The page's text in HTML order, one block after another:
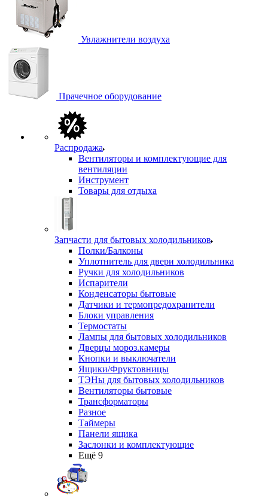
Увлажнители воздуха
Прачечное оборудование
Распродажа
Вентиляторы и комплектующие для
вентиляции
Инструмент
Товары для отдыха
Запчасти для бытовых холодильников
Полки/Балконы
Уплотнитель для двери холодильника
Ручки для холодильников
Испарители
Конденсаторы бытовые
Датчики и термопредохранители
Блоки управления
Термостаты
Лампы для бытовых холодильников
Дверцы мороз.камеры
Кнопки и выключатели
Ящики/Фруктовницы
ТЭНы для бытовых холодильников
Вентиляторы бытовые
Трансформаторы
Разное
Таймеры
Панели ящика
Заслонки и комплектующие
Ещё 9